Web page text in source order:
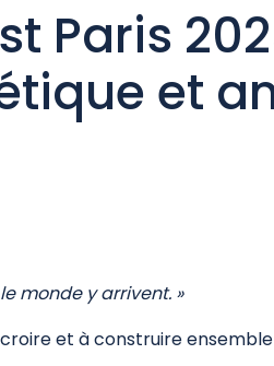
Paris
et
monde y arrivent. »
et à construire